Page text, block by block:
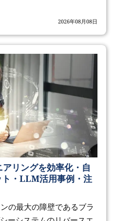
2026年08月08日
リングを効率化・自
・LLM活用事例・注
の最大の障壁であるブラ